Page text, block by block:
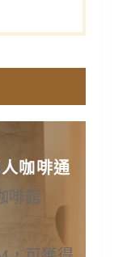
咖啡通
啡館